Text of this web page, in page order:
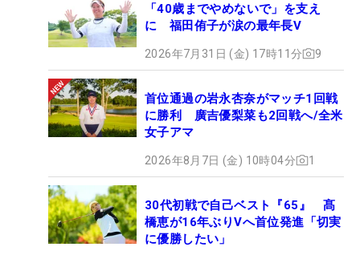
「40歳までやめないで」を支え
に 福田侑子が涙の最年長V
2026年7月31日 (金) 17時11分 9
首位通過の岩永杏奈がマッチ1回戦
に勝利 廣吉優梨菜も2回戦へ/全米
女子アマ
2026年8月7日 (金) 10時04分 1
30代初戦で自己ベスト『65』 髙
橋恵が16年ぶりVへ首位発進「切実
に優勝したい」